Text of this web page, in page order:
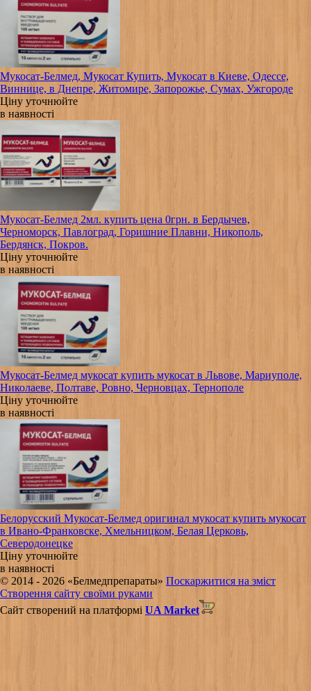
Мукосат-Белмед, Мукосат Купить, Мукосат в Киеве, Одессе,
Виннице, в Днепре, Житомире, Запорожье, Сумах, Ужгороде
Ціну уточнюйте
в наявності
Мукосат-Белмед 2мл. купить цена 0грн. в Бердычев,
Черноморск, Павлоград, Горишние Плавни, Никополь,
Бердянск, Покров.
Ціну уточнюйте
в наявності
Мукосат-Белмед мукосат купить мукосат в Львове, Мариуполе,
Николаеве, Полтаве, Ровно, Черновцах, Тернополе
Ціну уточнюйте
в наявності
Белорусский Мукосат-Белмед оригинал мукосат купить мукосат
в Ивано-Франковске, Хмельницком, Белая Церковь,
Северодонецке
Ціну уточнюйте
в наявності
© 2014 - 2026 «Белмедпрепараты» Поскаржитися на зміст
Створення сайту своїми руками
Сайт створений на платформі UA Market